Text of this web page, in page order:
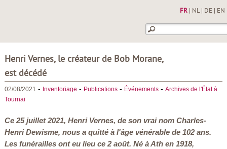
FR| NL| DE EN
Henri Vernes, le créateur de Bob Morane,
est décédé
02/08/2021 - Inventoriage - Publications- Événements- Archives de l'État à
Tournai
Ce 25 juillet 2021, Henri Vernes, de son vrai nom Charles-
Henri Dewisme, nous a quitté à l'âge vénérable de 102 ans.
Les funérailles ont eu lieu ce 2 août. Né à Ath en 1918,